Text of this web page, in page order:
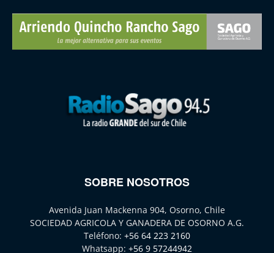
SOBRE NOSOTROS
Avenida Juan Mackenna 904, Osorno, Chile
SOCIEDAD AGRICOLA Y GANADERA DE OSORNO A.G.
Teléfono: +56 64 223 2160
Whatsapp: +56 9 57244942